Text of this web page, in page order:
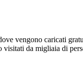
vengono caricati
da migliaia di